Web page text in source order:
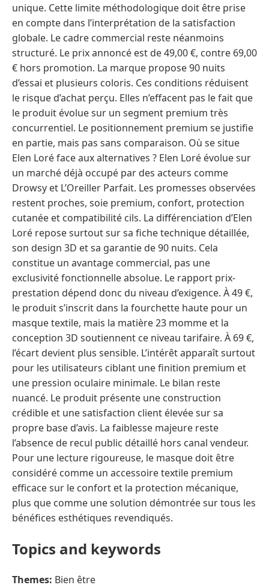
unique. Cette limite méthodologique doit être prise
en compte dans l’interprétation de la satisfaction
globale. Le cadre commercial reste néanmoins
structuré. Le prix annoncé est de 49,00 €, contre 69,00
€ hors promotion. La marque propose 90 nuits
d’essai et plusieurs coloris. Ces conditions réduisent
le risque d’achat perçu. Elles n’effacent pas le fait que
le produit évolue sur un segment premium très
concurrentiel. Le positionnement premium se justifie
en partie, mais pas sans comparaison. Où se situe
Elen Loré face aux alternatives ? Elen Loré évolue sur
un marché déjà occupé par des acteurs comme
Drowsy et L’Oreiller Parfait. Les promesses observées
restent proches, soie premium, confort, protection
cutanée et compatibilité cils. La différenciation d’Elen
Loré repose surtout sur sa fiche technique détaillée,
son design 3D et sa garantie de 90 nuits. Cela
constitue un avantage commercial, pas une
exclusivité fonctionnelle absolue. Le rapport prix-
prestation dépend donc du niveau d’exigence. À 49 €,
le produit s’inscrit dans la fourchette haute pour un
masque textile, mais la matière 23 momme et la
conception 3D soutiennent ce niveau tarifaire. À 69 €,
l’écart devient plus sensible. L’intérêt apparaît surtout
pour les utilisateurs ciblant une finition premium et
une pression oculaire minimale. Le bilan reste
nuancé. Le produit présente une construction
crédible et une satisfaction client élevée sur sa
propre base d’avis. La faiblesse majeure reste
l’absence de recul public détaillé hors canal vendeur.
Pour une lecture rigoureuse, le masque doit être
considéré comme un accessoire textile premium
efficace sur le confort et la protection mécanique,
plus que comme une solution démontrée sur tous les
bénéfices esthétiques revendiqués.
Topics and keywords
Themes: Bien être